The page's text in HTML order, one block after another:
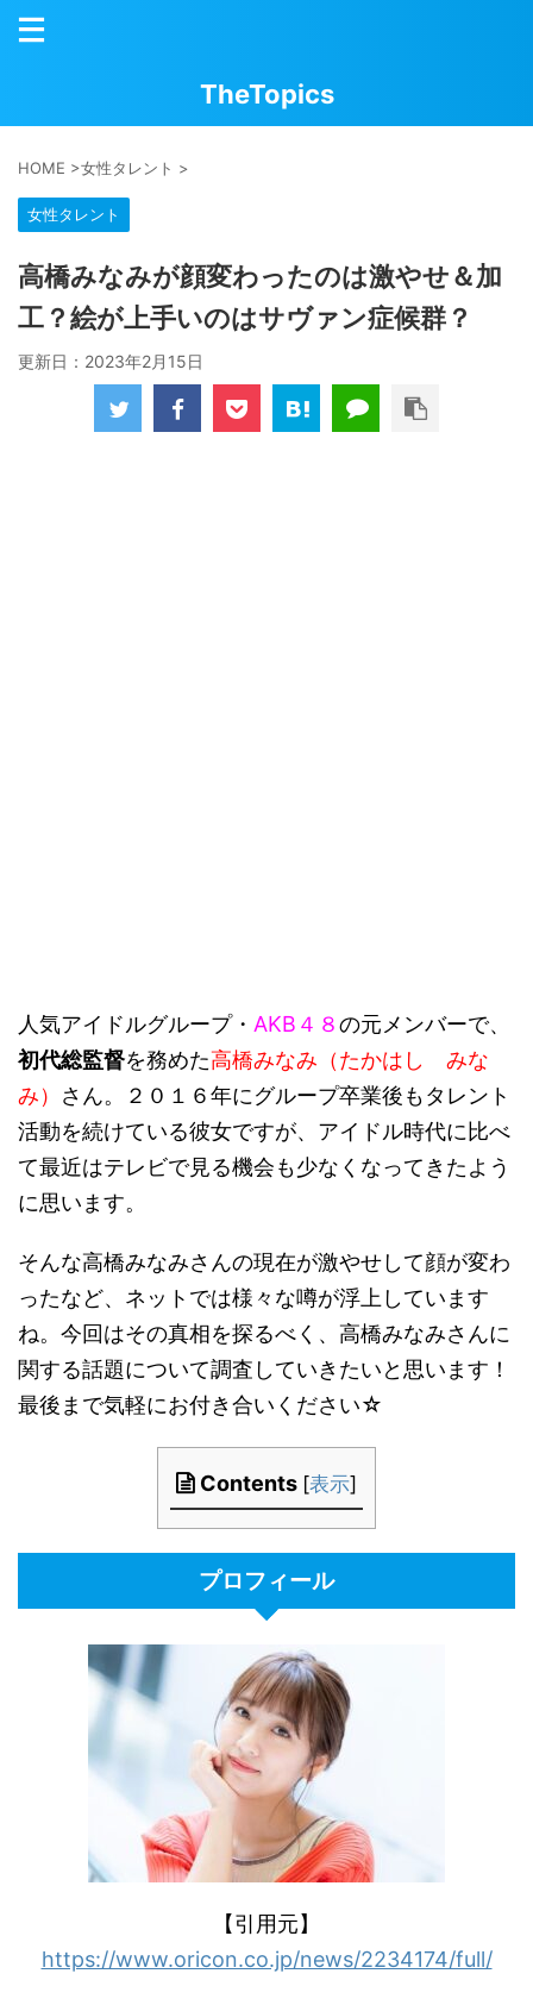
TheTopics
HOME >女性タレント >
女性タレント
高橋みなみが顔変わったのは激やせ＆加
工？絵が上手いのはサヴァン症候群？
更新日： 2023年2月15日
人気アイドルグループ・ AKB４８の元メンバーで、
初代総監督を務めた高橋みなみ（たかはし みな
み） さん。２０１６年にグループ卒業後もタレント
活動を続けている彼女ですが、アイドル時代に比べ
て最近はテレビで見る機会も少なくなってきたよう
に思います。
そんな高橋みなみさんの現在が激やせして顔が変わ
ったなど、ネットでは様々な噂が浮上しています
ね。今回はその真相を探るべく、高橋みなみさんに
関する話題について調査していきたいと思います！
最後まで気軽にお付き合いください☆
Contents [表示]
プロフィール
【引用元】
https://www.oricon.co.jp/news/2234174/full/